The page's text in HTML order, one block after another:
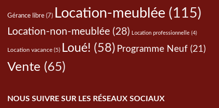
Gérance libre (7) Location-meublée (115)
Location-non-meublée (28) Location professionnelle (4)
Location vacance (5) Loué! (58) Programme Neuf (21)
Vente (65)
NOUS SUIVRE SUR LES RÉSEAUX SOCIAUX